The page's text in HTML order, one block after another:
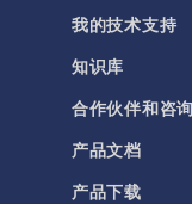
我的技术支持
知识库
合作伙伴和咨
产品文档
产品下载